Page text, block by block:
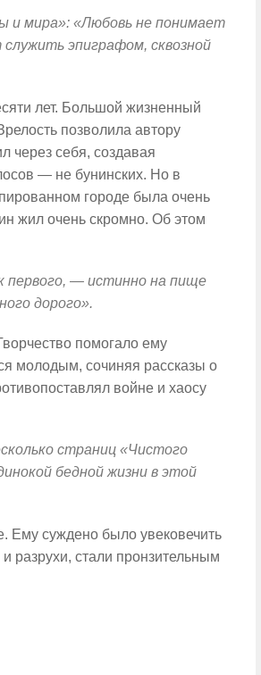
и мира»: «Любовь не понимает
эпиграфом, сквозной
лет. Большой жизненный
позволила автору
через себя, создавая
— не бунинских. Но в
городе была очень
жил очень скромно. Об этом
первого, — истинно на пище
дорого».
помогало ему
молодым, сочиняя рассказы о
войне и хаосу
страниц «Чистого
бедной жизни в этой
Ему суждено было увековечить
разрухи, стали пронзительным